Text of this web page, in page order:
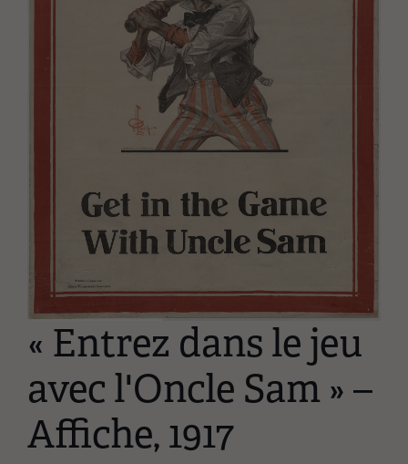
« Entrez dans le jeu
avec l'Oncle Sam » –
Affiche, 1917